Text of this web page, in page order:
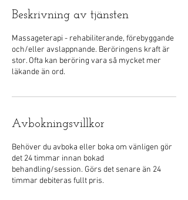
Beskrivning av tjänsten
Massageterapi - rehabiliterande, förebyggande
och/eller avslappnande. Beröringens kraft är
stor. Ofta kan beröring vara så mycket mer
läkande än ord.
Avbokningsvillkor
Behöver du avboka eller boka om vänligen gör
det 24 timmar innan bokad
behandling/session. Görs det senare än 24
timmar debiteras fullt pris.